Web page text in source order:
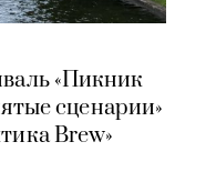
«Пикник
сценарии»
Brew»